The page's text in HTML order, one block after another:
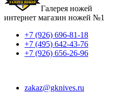
Галерея ножей
интернет магазин ножей №1
+7 (926) 696-81-18
+7 (495) 642-43-76
+7 (926) 656-26-96
zakaz@gknives.ru